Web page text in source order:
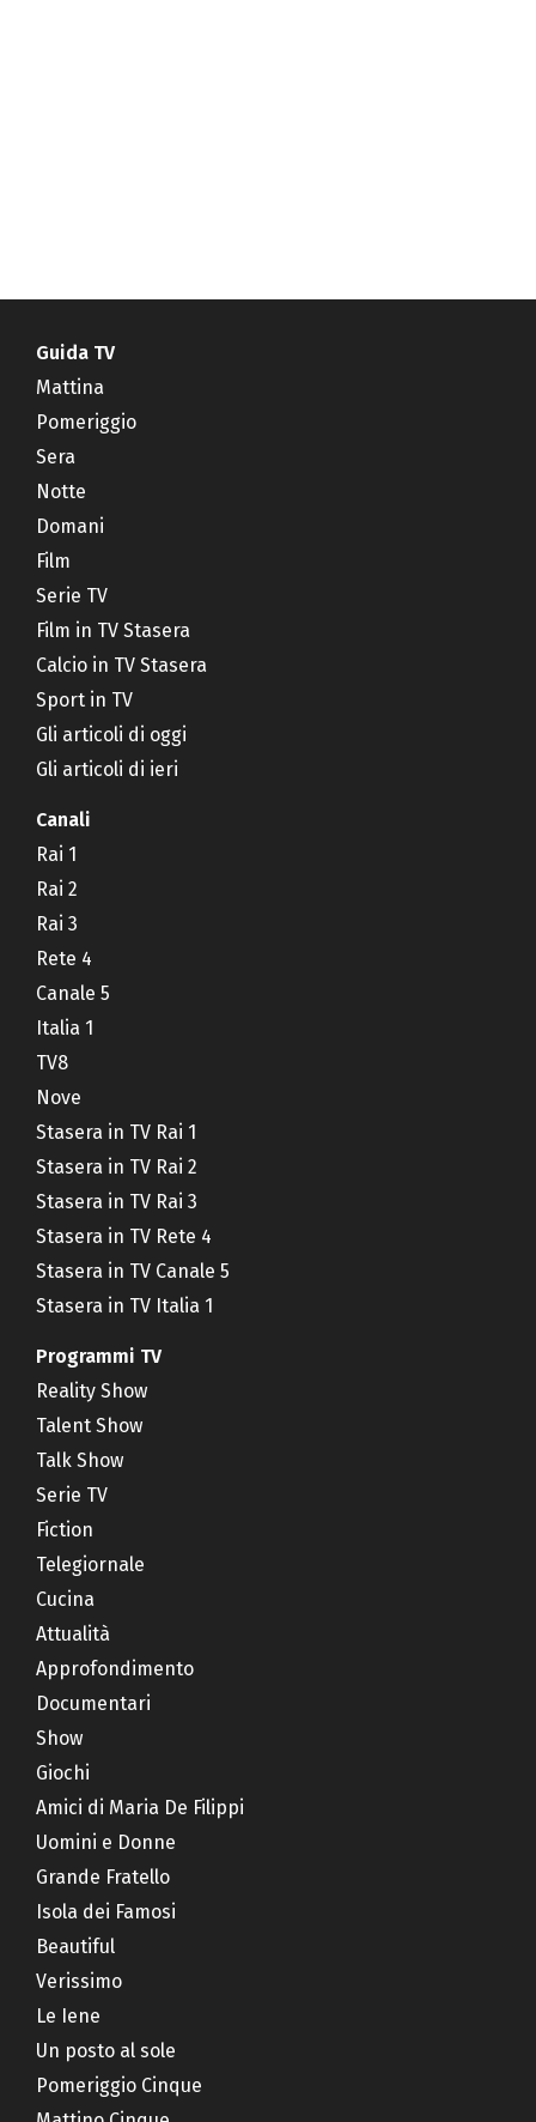
Guida TV
Mattina
Pomeriggio
Sera
Notte
Domani
Film
Serie TV
Film in TV Stasera
Calcio in TV Stasera
Sport in TV
Gli articoli di oggi
Gli articoli di ieri
Canali
Rai 1
Rai 2
Rai 3
Rete 4
Canale 5
Italia 1
TV8
Nove
Stasera in TV Rai 1
Stasera in TV Rai 2
Stasera in TV Rai 3
Stasera in TV Rete 4
Stasera in TV Canale 5
Stasera in TV Italia 1
Programmi TV
Reality Show
Talent Show
Talk Show
Serie TV
Fiction
Telegiornale
Cucina
Attualità
Approfondimento
Documentari
Show
Giochi
Amici di Maria De Filippi
Uomini e Donne
Grande Fratello
Isola dei Famosi
Beautiful
Verissimo
Le Iene
Un posto al sole
Pomeriggio Cinque